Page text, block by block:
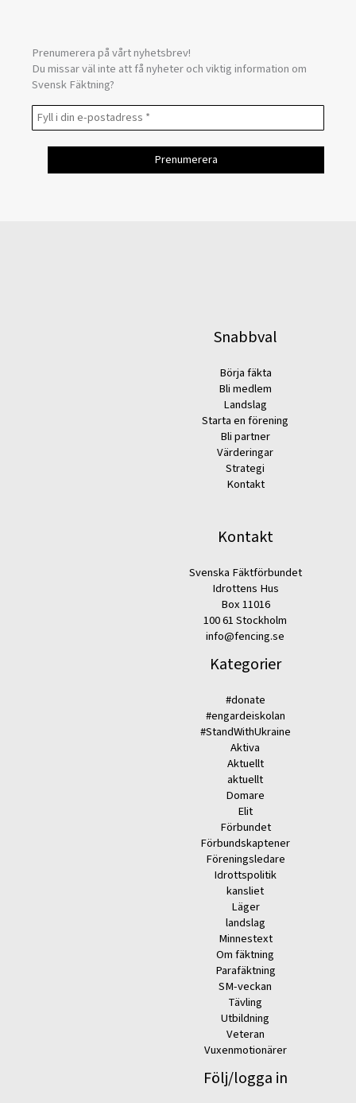
Prenumerera på vårt nyhetsbrev!
Du missar väl inte att få nyheter och viktig information om
Svensk Fäktning?
Snabbval
Börja fäkta
Bli medlem
Landslag
Starta en förening
Bli partner
Värderingar
Strategi
Kontakt
Kontakt
Svenska Fäktförbundet
Idrottens Hus
Box 11016
100 61 Stockholm
info@fencing.se
Kategorier
#donate
#engardeiskolan
#StandWithUkraine
Aktiva
Aktuellt
aktuellt
Domare
Elit
Förbundet
Förbundskaptener
Föreningsledare
Idrottspolitik
kansliet
Läger
landslag
Minnestext
Om fäktning
Parafäktning
SM-veckan
Tävling
Utbildning
Veteran
Vuxenmotionärer
Följ/logga in